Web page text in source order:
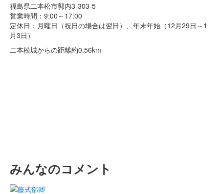
福島県二本松市郭内3-303-5
営業時間：9:00～17:00
定休日：月曜日（祝日の場合は翌日）、年末年始（12月29日～1
月3日）
二本松城からの距離約0.56km
みんなのコメント